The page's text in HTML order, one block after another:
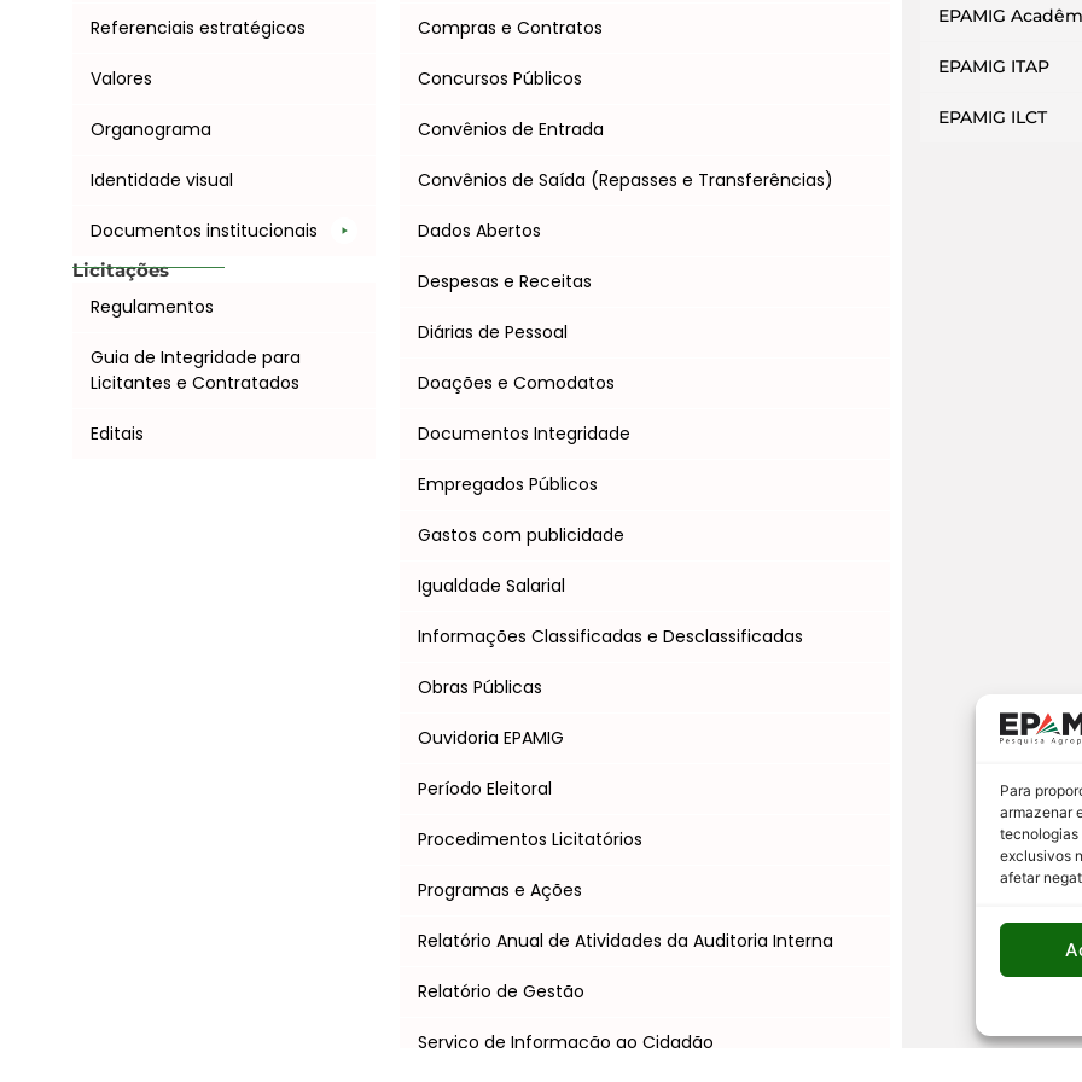
Para
armazenar
tecnologias
exclusivos
afetar
Referenciais estratégicos
Valores
Organograma
Identidade visual
Documentos institucionais
Licitações
Regulamentos
Guia de Integridade para
Licitantes e Contratados
Editais
Compras e Contratos
Concursos Públicos
Convênios de Entrada
Convênios de Saída (Repasses e Transferências)
Dados Abertos
Despesas e Receitas
Diárias de Pessoal
Doações e Comodatos
Documentos Integridade
Empregados Públicos
Gastos com publicidade
Igualdade Salarial
Informações Classificadas e Desclassificadas
Obras Públicas
Ouvidoria EPAMIG
Período Eleitoral
Procedimentos Licitatórios
Programas e Ações
Relatório Anual de Atividades da Auditoria Interna
Relatório de Gestão
Serviço de Informação ao Cidadão
EPAMIG
EPAMIG ITAP
EPAMIG ILCT